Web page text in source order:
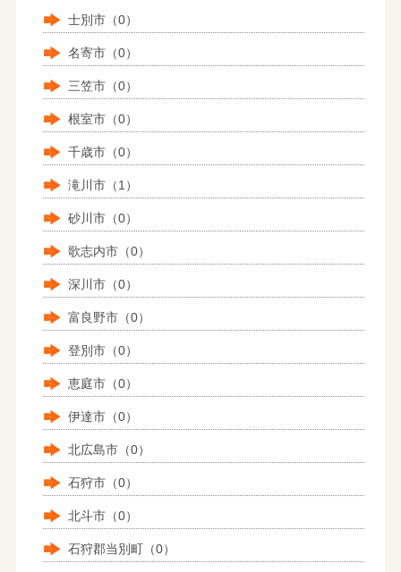
士別市（0）
名寄市（0）
三笠市（0）
根室市（0）
千歳市（0）
滝川市（1）
砂川市（0）
歌志内市（0）
深川市（0）
富良野市（0）
登別市（0）
恵庭市（0）
伊達市（0）
北広島市（0）
石狩市（0）
北斗市（0）
石狩郡当別町（0）